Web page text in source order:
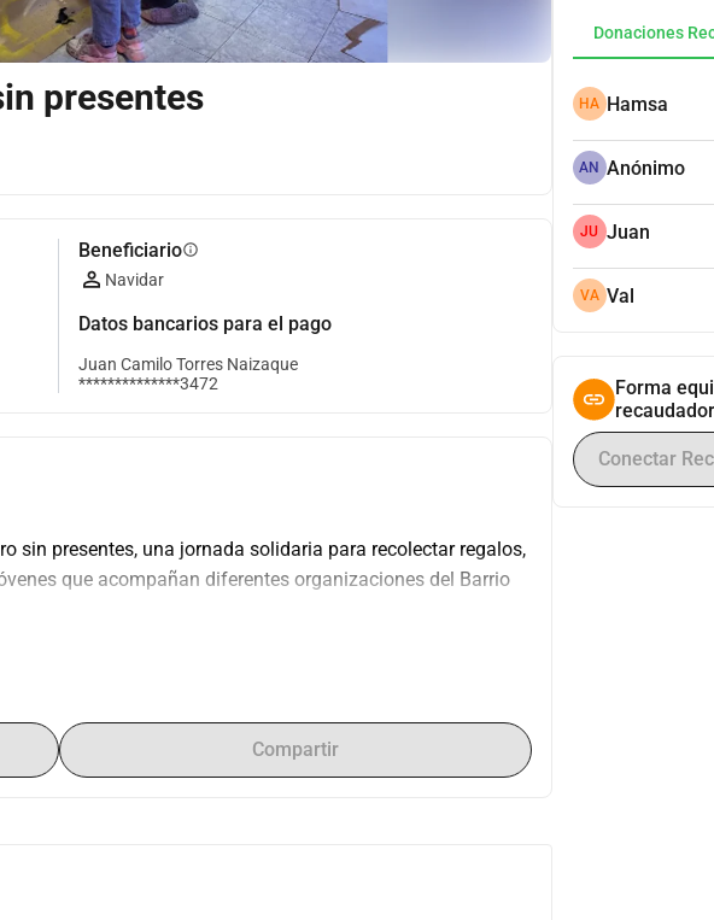
presentes
Beneficiarioinfo
Navidar
Datos bancarios para el pago
Juan Camilo Torres Naizaque
**************3472
sin presentes, una jornada solidaria para recolectar regalos,
que acompañan diferentes organizaciones del Barrio
del barrio Santa Fe (Calle 22 con Carrera 17) con una
y olla comunitaria.
que encontrarás referenciados en la descripción o
Compartir
Donaciones
HA Hamsa
AN Anónimo
JU Juan
VA Val
Forma
Conectar